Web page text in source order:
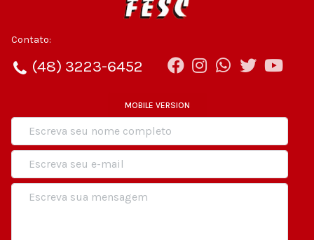
Contato:
(48) 3223-6452
MOBILE VERSION